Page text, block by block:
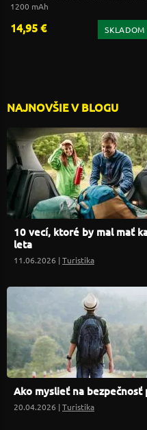
1200 mAh
14,95 € SKLADOM
NAJNOVŠIE V BLOGU
10 vecí, ktoré by mal mať
leta
11.06.2026 |Turistika
Ako myslieť na bezpečnosť
20.04.2026 |Turistika